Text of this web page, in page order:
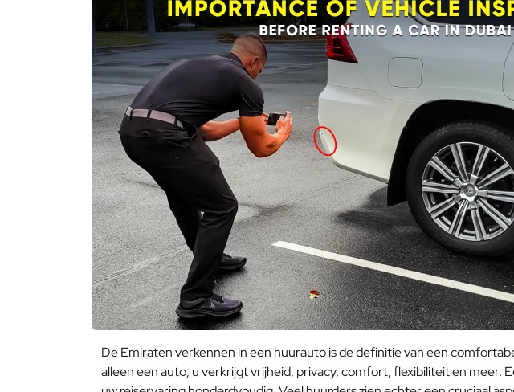
De Emiraten verkennen in een huurauto is de definitie van een
alleen een auto; u verkrijgt vrijheid, privacy, comfort, flexibiliteit en meer.